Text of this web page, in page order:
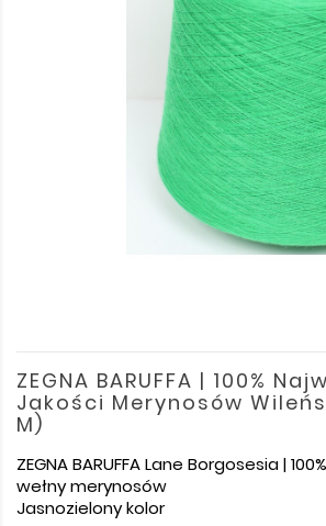
ZEGNA BARUFFA | 100%
Jakości Merynosów
M)
ZEGNA BARUFFA Lane Borgosesia |
wełny merynosów
Jasnozielony kolor